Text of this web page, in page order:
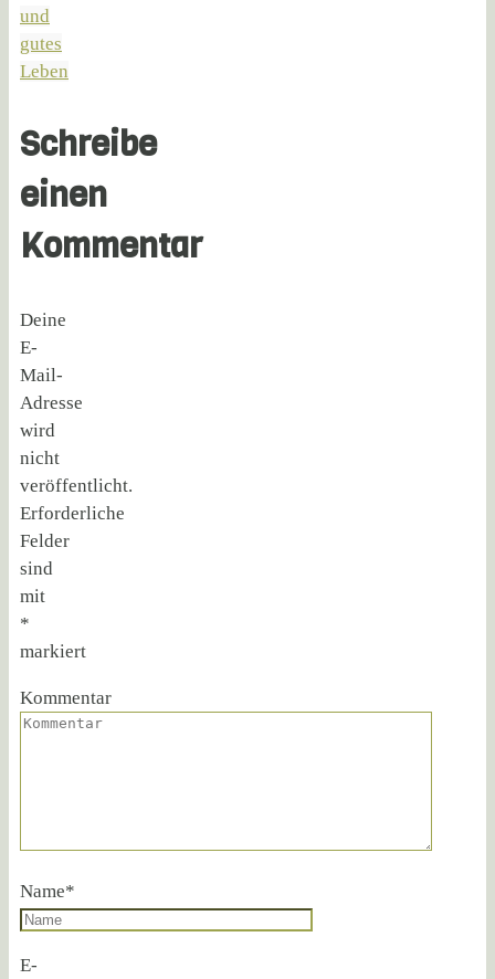
und
gutes
Leben
Schreibe
einen
Kommentar
Deine
E-
Mail-
Adresse
wird
nicht
veröffentlicht.
Erforderliche
Felder
sind
mit
*
markiert
Kommentar
Name*
E-